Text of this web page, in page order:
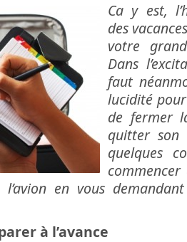
Ca y est,
des
votre
Dans
faut
lucidité
de fermer
quitter son
quelques
en vous
à l’avance